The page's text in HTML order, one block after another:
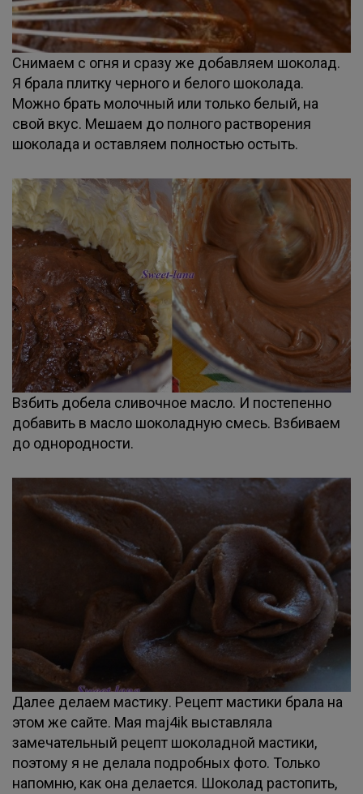
Снимаем с огня и сразу же добавляем шоколад.
Я брала плитку черного и белого шоколада.
Можно брать молочный или только белый, на
свой вкус. Мешаем до полного растворения
шоколада и оставляем полностью остыть.
Взбить добела сливочное масло. И постепенно
добавить в масло шоколадную смесь. Взбиваем
до однородности.
Далее делаем мастику. Рецепт мастики брала на
этом же сайте. Мая maj4ik выставляла
замечательный рецепт шоколадной мастики,
поэтому я не делала подробных фото. Только
напомню, как она делается. Шоколад растопить,